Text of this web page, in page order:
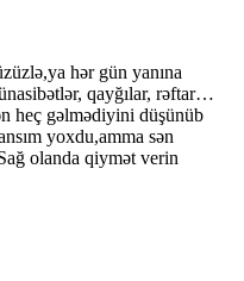
hər gün yanına
qayğılar, rəftar…
heç gəlmədiyini düşünüb
yoxdu,amma sən
olanda qiymət verin